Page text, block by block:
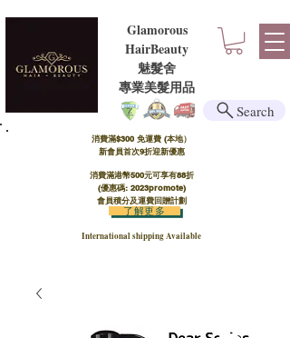
Glamorous
HairBeauty
魅髮舍
​​專業美髮用品
消費滿$300 免運費 (本地）​
新會員首次9折迎新優惠
消費滿港幣500元可享有88折
(優惠碼: 2023promote)
會員積分及運費回贈計劃
International shipping Available
了解更多
Search